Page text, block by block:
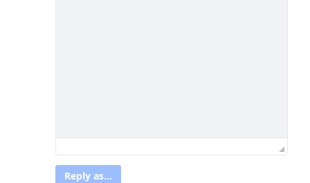
Reply as...